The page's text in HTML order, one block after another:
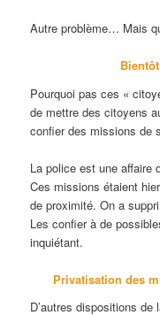
Autre problème… Mais
Pourquoi pas ces «
de mettre des citoyens
confier des missions de
La police est une affaire
Ces missions étaient
de proximité. On a
Les confier à de
inquiétant.
Privatisation des
D’autres dispositions